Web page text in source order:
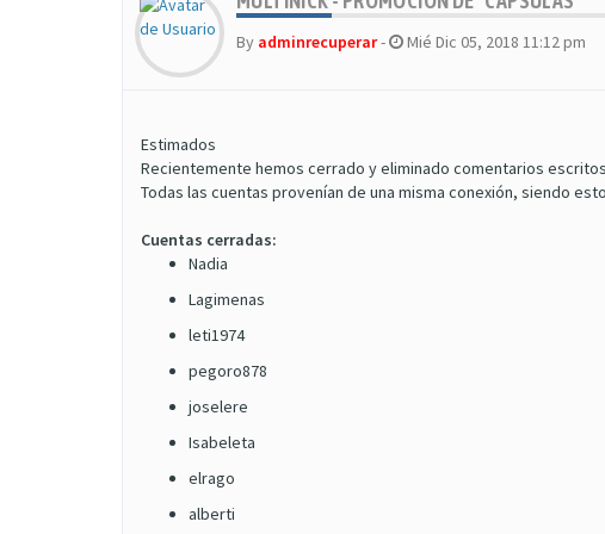
By adminrecuperar- Mié Dic 05, 2018 11:12 pm
Estimados
Recientemente hemos cerrado y eliminado comentarios
Todas las cuentas provenían de una misma conexión, siendo
Cuentas cerradas:
Nadia
Lagimenas
leti1974
pegoro878
joselere
Isabeleta
elrago
alberti